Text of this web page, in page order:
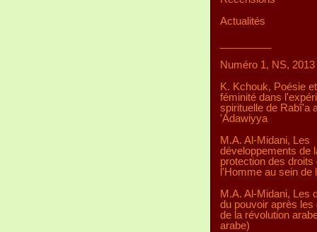
Actualités
Numéro 1, NS, 2013
K. Kchouk, Poésie et
féminité dans
spirituelle de Rabî'a
'Adawiyya
M.A. Al-Midani, Les
développements de
protection des droits
l'Homme au sein de
M.A. Al-Midani, Les
du pouvoir après les
de la révolution
arabe)